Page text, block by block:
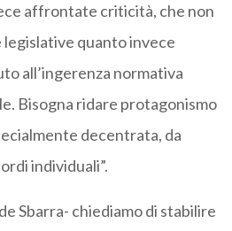
affrontate criticità, che non
quanto invece
all’ingerenza normativa
Bisogna ridare protagonismo
decentrata, da
individuali”.
Sbarra- chiediamo di stabilire